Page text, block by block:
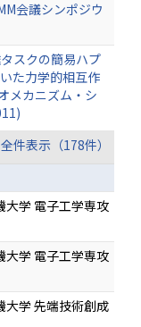
会議シンポジウ
スクの簡易ハプ
た力学的相互作
メカニズム・シ
全件表示（178件）
大学 電子工学専攻
大学 電子工学専攻
大学 先端技術創成